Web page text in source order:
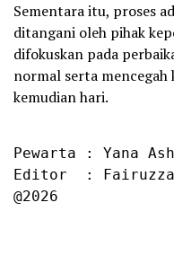
Sementara itu, proses
ditangani oleh pihak
difokuskan pada
normal serta
kemudian hari.
Pewarta : Yana
Editor  :
@2026